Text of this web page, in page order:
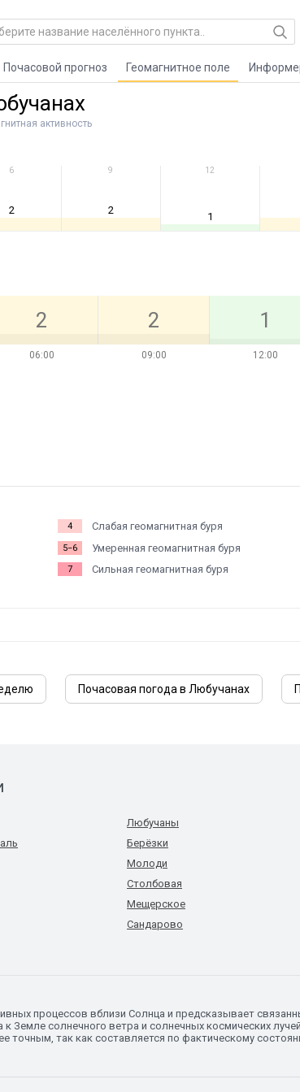
Почасовой прогноз Геомагнитное поле
активность
6
2
9
2
12
1
06:00
2
09:00
2
12:00
1
4 Слабая геомагнитная буря
5−6 Умеренная геомагнитная буря
7 Сильная геомагнитная буря
Почасовая погода в Любучанах
Любучаны
Берёзки
Молоди
Столбовая
Мещерское
Сандарово
процессов вблизи Солнца и предсказывает
Земле солнечного ветра и солнечных космических
точным, так как составляется по фактическому